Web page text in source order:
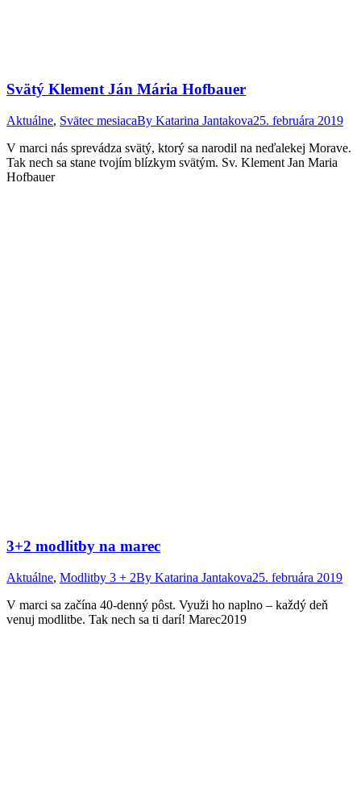
Svätý Klement Ján Mária Hofbauer
Aktuálne, Svätec mesiacaBy Katarina Jantakova25. februára 2019
V marci nás sprevádza svätý, ktorý sa narodil na neďalekej Morave.
Tak nech sa stane tvojím blízkym svätým. Sv. Klement Jan Maria
Hofbauer
3+2 modlitby na marec
Aktuálne, Modlitby 3 + 2By Katarina Jantakova25. februára 2019
V marci sa začína 40-denný pôst. Využi ho naplno – každý deň
venuj modlitbe. Tak nech sa ti darí! Marec2019